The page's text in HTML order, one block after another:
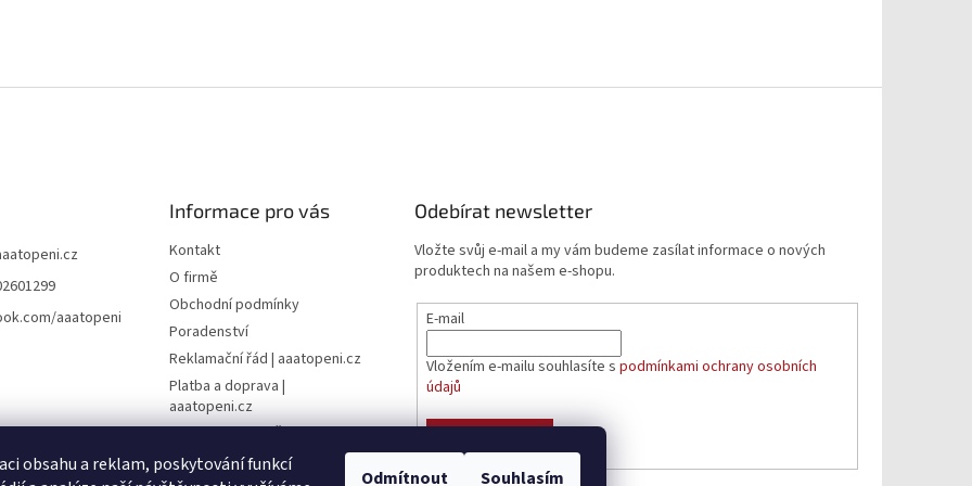
obsahu a reklam, poskytování funkcí
Odmítnout Souhlasím
aaatopeni
Informace pro vás
Kontakt
O firmě
Obchodní podmínky
Poradenství
Reklamační řád | aaatopeni.cz
Platba a doprava |
aaatopeni.cz
Ceník dopravy - Toptrans
Odebírat newsletter
Vložte svůj e-mail a my vám budeme zasílat informace o nových
produktech na našem e-shopu.
E-mail
Vložením e-mailu souhlasíte spodmínkami ochrany osobních
údajů